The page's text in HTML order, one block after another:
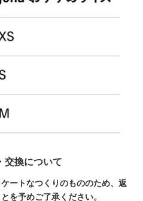
交換について
ートなつくりのもののため、返
を予めご了承ください。